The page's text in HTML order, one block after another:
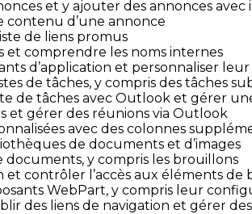
et y ajouter des annonces avec
contenu d’une annonce
de liens promus
et comprendre les noms internes
d’application et personnaliser
de tâches, y compris des tâches
de tâches avec Outlook et gérer
et gérer des réunions via Outlook
avec des colonnes
de documents et d’images
documents, y compris les brouillons
et contrôler l’accès aux éléments de
WebPart, y compris leur
des liens de navigation et gérer